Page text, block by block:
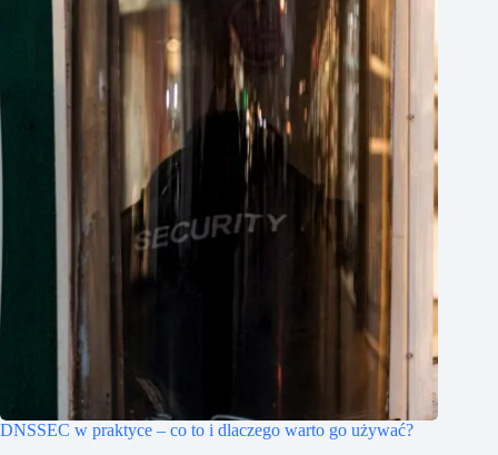
DNSSEC w praktyce – co to i dlaczego warto go używać?